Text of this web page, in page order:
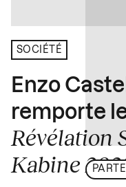
SOCIÉTÉ
Enzo
remporte
Révélation
Kabine